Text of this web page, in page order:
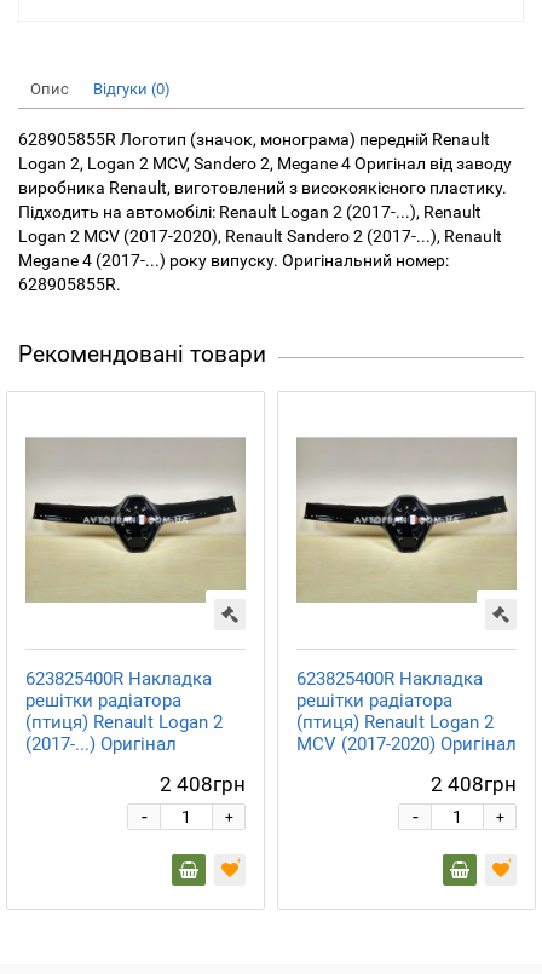
Опис Відгуки (0)
628905855R Логотип (значок, монограма) передній Renault
Logan 2, Logan 2 MCV, Sandero 2, Megane 4 Оригінал від заводу
виробника Renault, виготовлений з високоякісного пластику.
Підходить на автомобілі: Renault Logan 2 (2017-...), Renault
Logan 2 MCV (2017-2020), Renault Sandero 2 (2017-...), Renault
Megane 4 (2017-...) року випуску. Оригінальний номер:
628905855R.
Рекомендовані товари
623825400R Накладка
решітки радіатора
(птиця) Renault Logan 2
(2017-...) Оригінал
2 408грн
+
-
623825400R Накладка
решітки радіатора
(птиця) Renault Logan 2
MCV (2017-2020) Оригінал
2 408грн
+
-